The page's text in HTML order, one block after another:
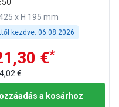
x H 195 mm
kezdve: 06.08.2026
€*
€
a kosárhoz